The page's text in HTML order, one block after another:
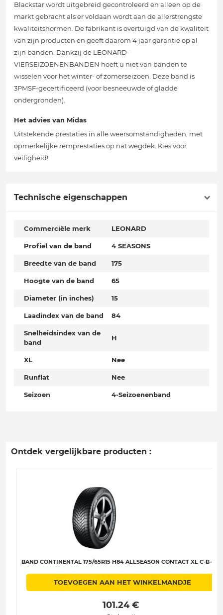
Blackstar wordt uitgebreid gecontroleerd en alleen op de
markt gebracht als er voldaan wordt aan de allerstrengste
kwaliteitsnormen. De fabrikant is overtuigd van de kwaliteit
van zijn producten en geeft daarom 4 jaar garantie op al
zijn banden. Dankzij de LEONARD-
VIERSEIZOENENBANDEN hoeft u niet van banden te
wisselen voor het winter- of zomerseizoen. Deze band is
3PMSF-gecertificeerd (voor besneeuwde of gladde
ondergronden).
Het advies van Midas
Uitstekende prestaties in alle weersomstandigheden, met
opmerkelijke remprestaties op nat wegdek. Kies voor
veiligheid!
Technische eigenschappen
Commerciële merk LEONARD
Profiel van de band 4 SEASONS
Breedte van de band 175
Hoogte van de band 65
Diameter (in inches) 15
Laadindex van de band 84
Snelheidsindex van de
band
H
XL Nee
Runflat Nee
Seizoen 4-Seizoenenband
Ontdek vergelijkbare producten :
BAND CONTINENTAL 175/65R15 H84 ALLSEASON CONTACT XL C-B-B-71
TOEVOEGEN AAN HET WINKELMANDJE
101.24 €